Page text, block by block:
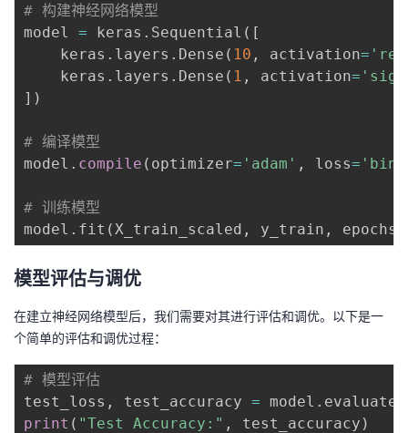
# 构建神经网络模型
model = keras . Sequential ( [
    keras
. layers . Dense ( 10 , activation=
    keras
. layers . Dense ( 1 , activation=
] )
# 编译模型
model . compile ( optimizer= 'adam' , loss=
# 训练模型
model . fit (X_train_scaled , y_train , epochs
模型评估与调优
在建立神经网络模型后，我们需要对其进行评估和调优。以下是一
个简单的评估和调优过程：
# 模型评估
test_loss , test_accuracy = model . evaluate
print ( "Test Accuracy:" , test_accuracy )